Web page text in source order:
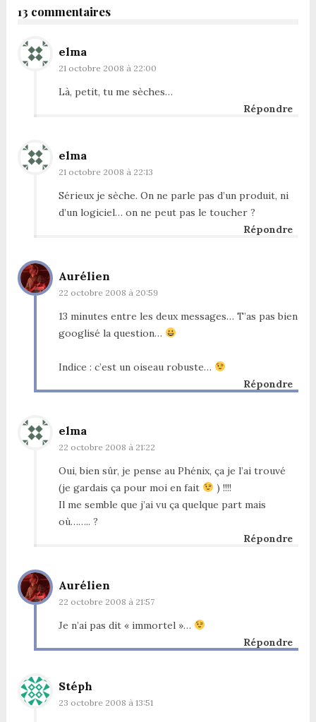
13 commentaires
elma
21 octobre 2008 à 22:00
Là, petit, tu me sèches…
Répondre
elma
21 octobre 2008 à 22:13
Sérieux je sèche. On ne parle pas d’un produit, ni
d’un logiciel… on ne peut pas le toucher ?
Répondre
Aurélien
22 octobre 2008 à 20:59
13 minutes entre les deux messages… T’as pas bien
googlisé la question…
Indice : c’est un oiseau robuste…
Répondre
elma
22 octobre 2008 à 21:22
Oui, bien sûr, je pense au Phénix, ça je l’ai trouvé
(je gardais ça pour moi en fait
) !!!!
Il me semble que j’ai vu ça quelque part mais
où…….. ?
Répondre
Aurélien
22 octobre 2008 à 21:57
Je n’ai pas dit « immortel »…
Répondre
Stéph
23 octobre 2008 à 13:51